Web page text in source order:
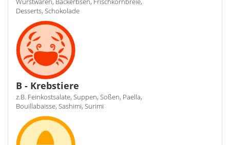
Desserts, Schokolade
B - Krebstiere
z.B. Feinkostsalate, Suppen, Soßen, Paella,
Bouillabaisse, Sashimi, Surimi